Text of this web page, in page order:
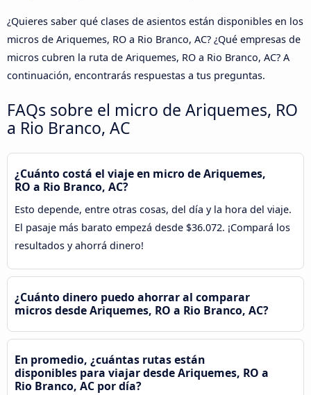
¿Quieres saber qué clases de asientos están disponibles en los
micros de Ariquemes, RO a Rio Branco, AC? ¿Qué empresas de
micros cubren la ruta de Ariquemes, RO a Rio Branco, AC? A
continuación, encontrarás respuestas a tus preguntas.
FAQs sobre el micro de Ariquemes, RO
a Rio Branco, AC
¿Cuánto costá el viaje en micro de Ariquemes,
RO a Rio Branco, AC?
Esto depende, entre otras cosas, del día y la hora del viaje.
El pasaje más barato empezá desde $36.072. ¡Compará los
resultados y ahorrá dinero!
¿Cuánto dinero puedo ahorrar al comparar
micros desde Ariquemes, RO a Rio Branco, AC?
En promedio, ¿cuántas rutas están
disponibles para viajar desde Ariquemes, RO a
Rio Branco, AC por día?